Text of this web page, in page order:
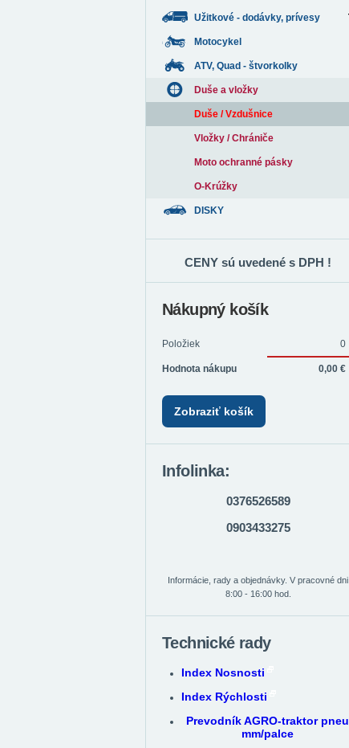
Užitkové - dodávky, prívesy
Motocykel
ATV, Quad - štvorkolky
Duše a vložky
Duše / Vzdušnice
Vložky / Chrániče
Moto ochranné pásky
O-Krúžky
DISKY
CENY sú uvedené s DPH !
Nákupný košík
Položiek 0
Hodnota nákupu 0,00 €
Zobraziť košík
Infolinka:
0376526589
0903433275
Informácie, rady a objednávky. V pracovné dni
8:00 - 16:00 hod.
Technické rady
Index Nosnosti
Index Rýchlosti
Prevodník AGRO-traktor pneu
mm/palce